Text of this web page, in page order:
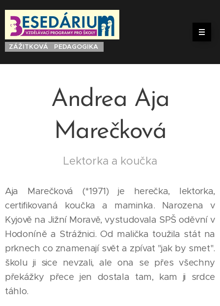
ZÁŽITKOVÁ PEDAGOGIKA
Andrea Aja
Marečková
Lektorka a koučka
Aja Marečková (*1971) je herečka, lektorka,
certifikovaná koučka a maminka. Narozena v
Kyjově na Jižní Moravě, vystudovala SPŠ oděvní v
Hodoníně a Strážnici. Od malička toužila stát na
prknech co znamenají svět a zpívat "jak by smet".
školu ji sice nevzali, ale ona se přes všechny
překážky přece jen dostala tam, kam ji srdce
táhlo.